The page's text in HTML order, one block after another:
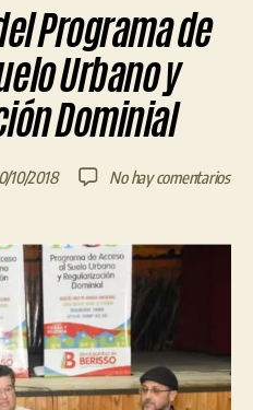
Programa de
Urbano y
Dominial
10/2018 No hay comentariosen
y